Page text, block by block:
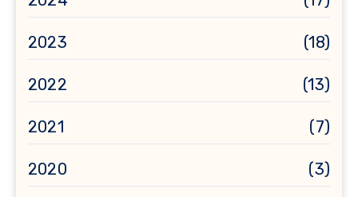
2023 (18)
2022 (13)
2021 (7)
2020 (3)